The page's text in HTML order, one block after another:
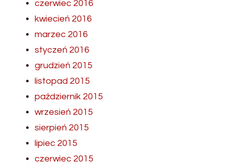
czerwiec 2016
kwiecień 2016
marzec 2016
styczeń 2016
grudzień 2015
listopad 2015
październik 2015
wrzesień 2015
sierpień 2015
lipiec 2015
czerwiec 2015